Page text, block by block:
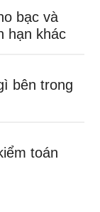
bạc và
hạn khác
bên trong
toán